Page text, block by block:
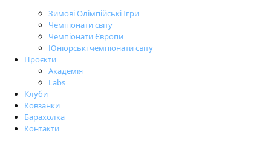
Зимові Олімпійські Ігри
Чемпіонати світу
Чемпіонати Європи
Юніорські чемпіонати світу
Проєкти
Академія
Labs
Клуби
Ковзанки
Барахолка
Контакти